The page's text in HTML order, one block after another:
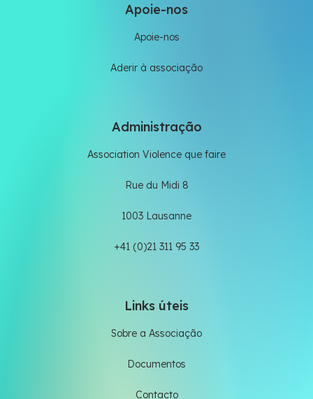
Apoie-nos
Apoie-nos
Aderir à associação
Administração
Association Violence que faire
Rue du Midi 8
1003 Lausanne
+41 (0)21 311 95 33
Links úteis
Sobre a Associação
Documentos
Contacto